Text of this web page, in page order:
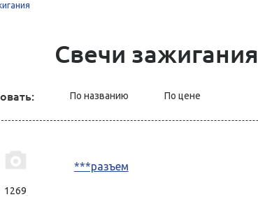
Свечи зажигания
По названию По цене
1269
***разъем